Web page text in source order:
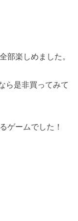
部楽しめました。
ら是非買ってみて
ゲームでした！